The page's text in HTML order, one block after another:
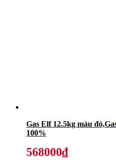
Gas Elf 12.5kg màu
100%
568000₫